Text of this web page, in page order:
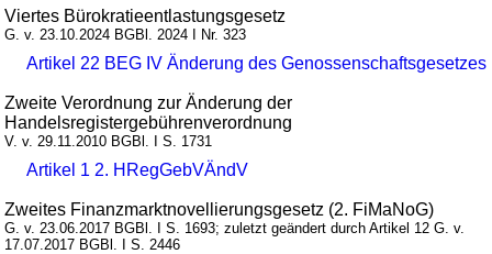
Viertes Bürokratieentlastungsgesetz
G. v. 23.10.2024 BGBl. 2024 I Nr. 323
Artikel 22 BEG IV Änderung des Genossenschaftsgesetzes
Zweite Verordnung zur Änderung der
Handelsregistergebührenverordnung
V. v. 29.11.2010 BGBl. I S. 1731
Artikel 1 2. HRegGebVÄndV
Zweites Finanzmarktnovellierungsgesetz (2. FiMaNoG)
G. v. 23.06.2017 BGBl. I S. 1693; zuletzt geändert durch Artikel 12 G. v.
17.07.2017 BGBl. I S. 2446